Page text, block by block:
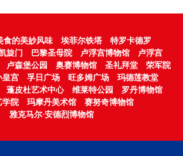
食的美妙风味 埃菲尔铁塔
特罗卡德罗
旋门 巴黎圣母院 卢浮宫博物馆
卢浮宫
卢森堡公园 奥赛博物馆 圣礼拜堂
荣军院
皇宫 孚日广场 旺多姆广场
玛德莲教堂
蓬皮杜艺术中心 维莱特公园
罗丹博物馆
学院
玛摩丹美术馆
赛努奇博物馆
雅克马尔·安德烈博物馆